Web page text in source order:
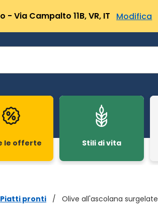
Via Campalto 11B, VR, IT Modifica
le offerte Stili di vita
Piatti pronti / Olive all'ascolana surgelate